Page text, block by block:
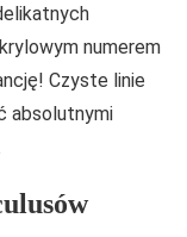
numerem
Czyste linie
absolutnymi